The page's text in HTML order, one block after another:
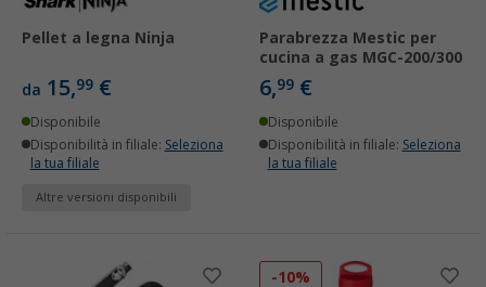
Pellet a legna Ninja
da 15,99 €
Disponibile
Disponibilità in filiale: Seleziona
la tua filiale
Altre versioni disponibili
Parabrezza Mestic per
cucina a gas MGC-200/300
6,99 €
Disponibile
Disponibilità in filiale: Seleziona
la tua filiale
-10%